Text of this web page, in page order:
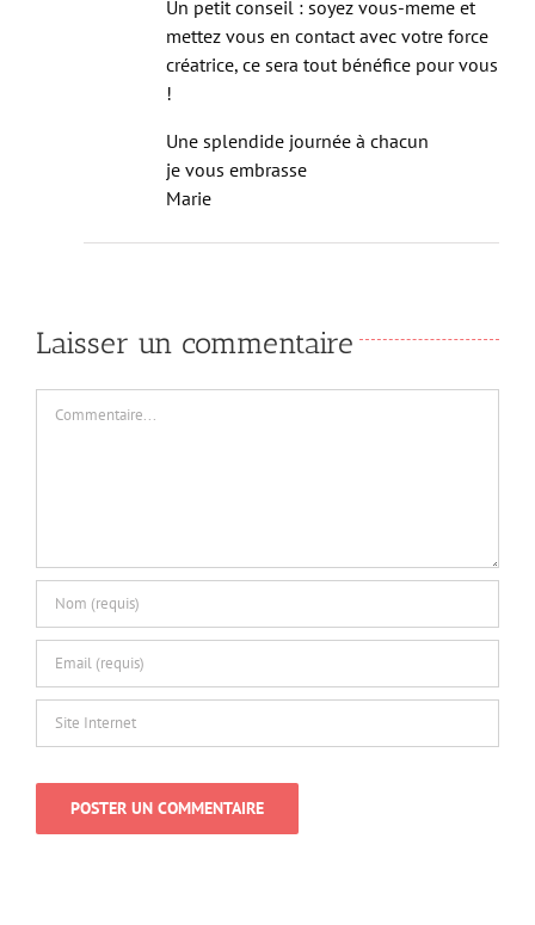
mettez vous en contact avec votre force
créatrice, ce sera tout bénéfice pour vous
!
je vous embrasse
Marie